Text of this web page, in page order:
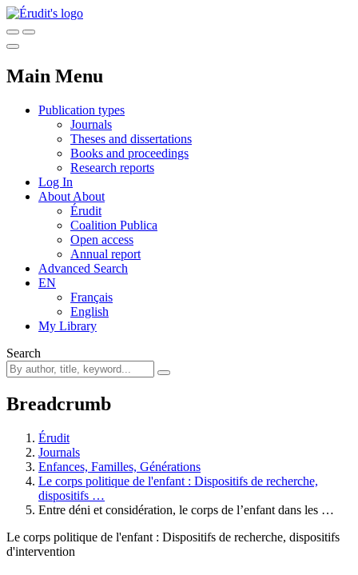
Main Menu
Publication types
Journals
Theses and dissertations
Books and proceedings
Research reports
Log In
About About
Érudit
Coalition Publica
Open access
Annual report
Advanced Search
EN
Français
English
My Library
Search
Breadcrumb
Érudit
Journals
Enfances, Familles, Générations
Le corps politique de l'enfant : Dispositifs de recherche,
dispositifs …
Entre déni et considération, le corps de l’enfant dans les …
Le corps politique de l'enfant : Dispositifs de recherche, dispositifs
d'intervention